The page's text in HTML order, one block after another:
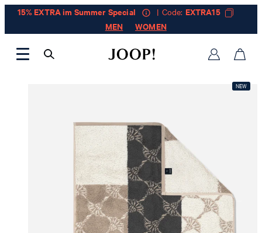
15% EXTRA im Summer Special | Code: EXTRA15
MEN
WOMEN